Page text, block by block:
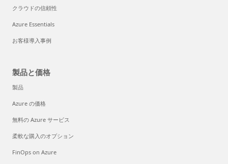
クラウドの信頼性
Azure Essentials
お客様導入事例
製品と価格
製品
Azure の価格
無料の Azure サービス
柔軟な購入のオプション
FinOps on Azure